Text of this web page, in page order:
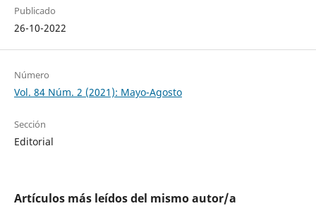
Publicado
26-10-2022
Número
Vol. 84 Núm. 2 (2021): Mayo-Agosto
Sección
Editorial
Artículos más leídos del mismo autor/a